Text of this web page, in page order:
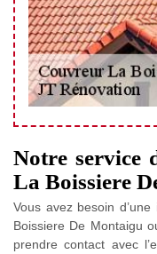
Notre service
La Boissiere
Vous avez besoin
Boissiere De Montaigu
prendre contact avec